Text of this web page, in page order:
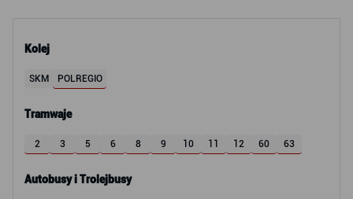
Kolej
SKM POLREGIO
Tramwaje
2 3 5 6 8 9 10 11 12 60 63
Autobusy i Trolejbusy